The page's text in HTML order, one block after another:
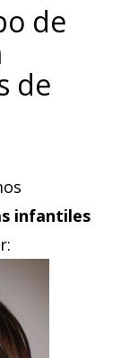
de
de
infantiles